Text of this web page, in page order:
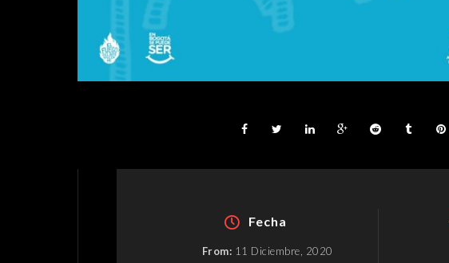
Fecha
From: 11 Diciembre, 2020